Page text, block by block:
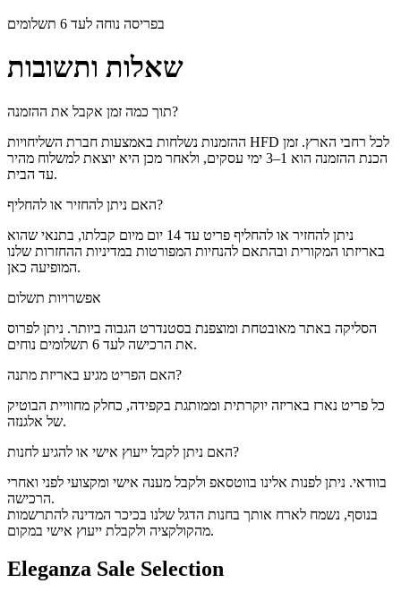
בפריסה נוחה לעד 6 תשלומים
שאלות ותשובות
תוך כמה זמן אקבל את ההזמנה?
ההזמנות נשלחות באמצעות חברת השליחויות HFD לכל רחבי הארץ. זמן
הכנת ההזמנה הוא 1–3 ימי עסקים, ולאחר מכן היא יוצאת למשלוח מהיר
עד הבית.
האם ניתן להחזיר או להחליף?
ניתן להחזיר או להחליף פריט עד 14 יום מיום קבלתו, בתנאי שהוא
באריזתו המקורית ובהתאם להנחיות המפורטות במדיניות ההחזרות שלנו
המופיעה כאן.
אפשרויות תשלום
הסליקה באתר מאובטחת ומוצפנת בסטנדרט הגבוה ביותר. ניתן לפרוס
את הרכישה לעד 6 תשלומים נוחים.
האם הפריט מגיע באריזת מתנה?
כל פריט נארז באריזה יוקרתית וממותגת בקפידה, כחלק מחוויית הבוטיק
של אלגנזה.
האם ניתן לקבל ייעוץ אישי או להגיע לחנות?
בוודאי. ניתן לפנות אלינו בווטסאפ ולקבל מענה אישי ומקצועי לפני ואחרי
הרכישה.
בנוסף, נשמח לארח אותך בחנות הדגל שלנו בכיכר המדינה להתרשמות
מהקולקציה ולקבלת ייעוץ אישי במקום.
Eleganza Sale Selection